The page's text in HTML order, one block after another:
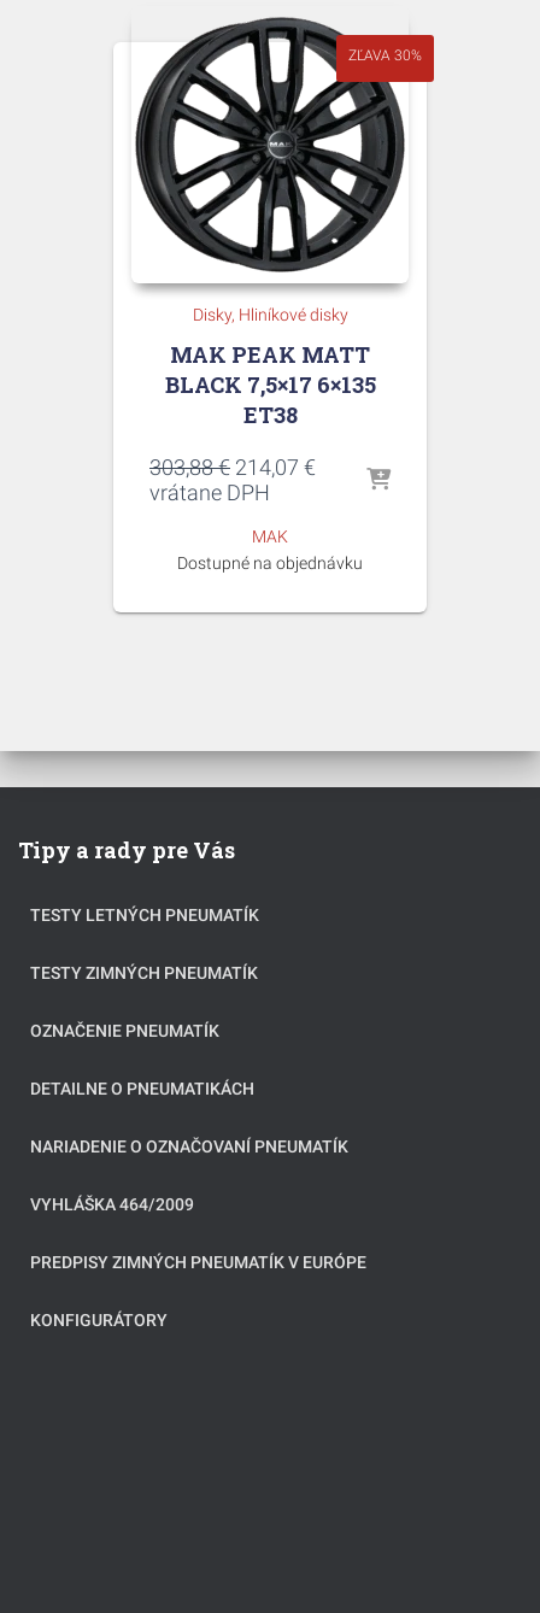
ZĽAVA 30%
Disky Hliníkové disky
MAK PEAK MATT
BLACK 7,5×17 6×135
ET38
303,88€ Pôvodná
cena
303,88 €.
214,07 € Aktuálna
vrátane DPH
MAK
Dostupné na objednávku
Tipy a rady pre Vás
TESTY LETNÝCH PNEUMATÍK
TESTY ZIMNÝCH PNEUMATÍK
OZNAČENIE PNEUMATÍK
DETAILNE O PNEUMATIKÁCH
NARIADENIE O OZNAČOVANÍ PNEUMATÍK
VYHLÁŠKA 464/2009
PREDPISY ZIMNÝCH PNEUMATÍK V EURÓPE
KONFIGURÁTORY